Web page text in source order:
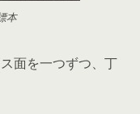
本
面を一つずつ、丁